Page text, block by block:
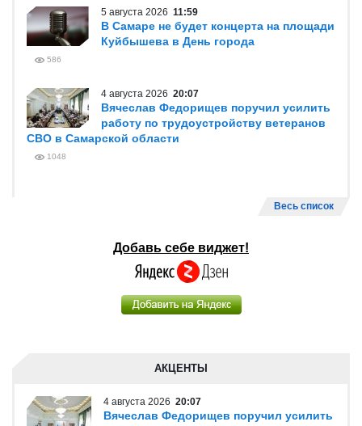
5 августа 2026 11:59
В Самаре не будет концерта на площади
Куйбышева в День города
586
4 августа 2026 20:07
Вячеслав Федорищев поручил усилить
работу по трудоустройству ветеранов
СВО в Самарской области
1048
Весь список
Добавь себе виджет!
АКЦЕНТЫ
4 августа 2026 20:07
Вячеслав Федорищев поручил усилить